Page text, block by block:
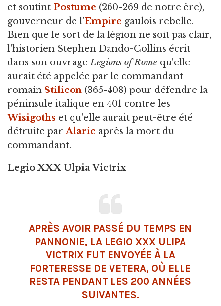
et soutint Postume (260-269 de notre ère),
gouverneur de l'Empire gaulois rebelle.
Bien que le sort de la légion ne soit pas clair,
l'historien Stephen Dando-Collins écrit
dans son ouvrageLegions of Rome qu'elle
aurait été appelée par le commandant
romain Stilicon (365-408) pour défendre la
péninsule italique en 401 contre les
Wisigoths et qu'elle aurait peut-être été
détruite parAlaric après la mort du
commandant.
Legio XXX Ulpia Victrix
APRÈS AVOIR PASSÉ DU TEMPS EN
PANNONIE, LA LEGIO XXX ULIPA
VICTRIX FUT ENVOYÉE À LA
FORTERESSE DE VETERA, OÙ ELLE
RESTA PENDANT LES 200 ANNÉES
SUIVANTES.